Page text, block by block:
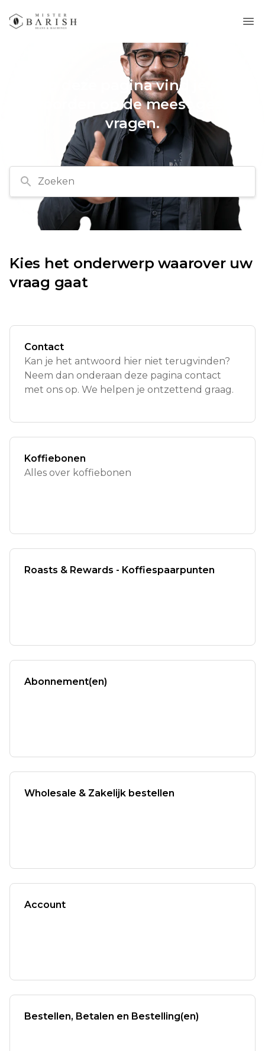
Op deze pagina vind je de
antwoorden op de meest gestelde
vragen.
Zoeken
Kies het onderwerp waarover uw
vraag gaat
Contact
Kan je het antwoord hier niet terugvinden?
Neem dan onderaan deze pagina contact
met ons op. We helpen je ontzettend graag.
Koffiebonen
Alles over koffiebonen
Roasts & Rewards - Koffiespaarpunten
Abonnement(en)
Wholesale & Zakelijk bestellen
Account
Bestellen, Betalen en Bestelling(en)